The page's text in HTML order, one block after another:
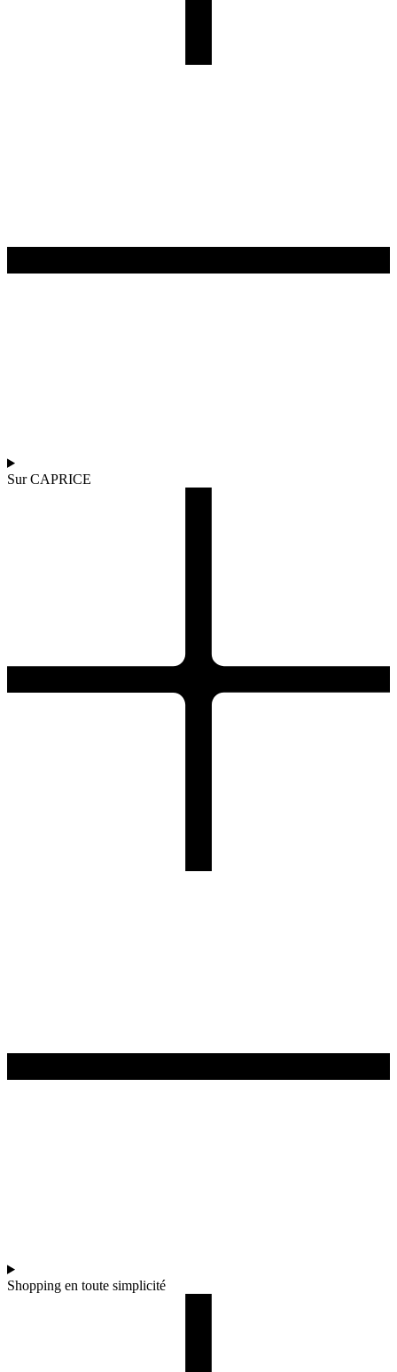
Sur CAPRICE
Shopping en toute simplicité